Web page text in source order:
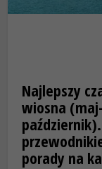
Najlepszy
wiosna
porady na